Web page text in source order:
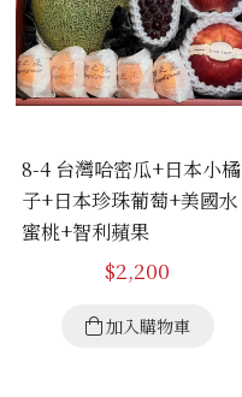
8-4 台灣哈密瓜+日本小橘
子+日本珍珠葡萄+美國水
蜜桃+智利蘋果
$2,200
加入購物車